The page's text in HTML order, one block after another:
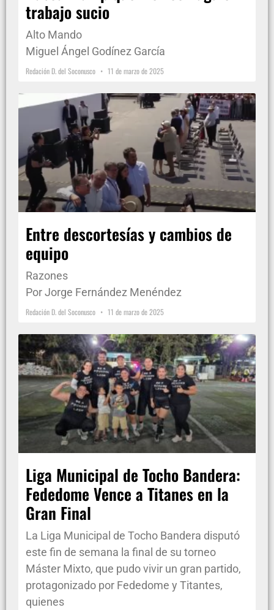
trabajo sucio
Alto Mando
Miguel Ángel Godínez García
Redación D. del Soconusco 11 de marzo de 2025
Entre descortesías y cambios de
equipo
Razones
Por Jorge Fernández Menéndez
Redación D. del Soconusco 11 de marzo de 2025
Liga Municipal de Tocho Bandera:
Fededome Vence a Titanes en la
Gran Final
La Liga Municipal de Tocho Bandera disputó
este fin de semana la final de su torneo
Máster Mixto, que pudo vivir un gran partido,
protagonizado por Fededome y Titantes,
quienes